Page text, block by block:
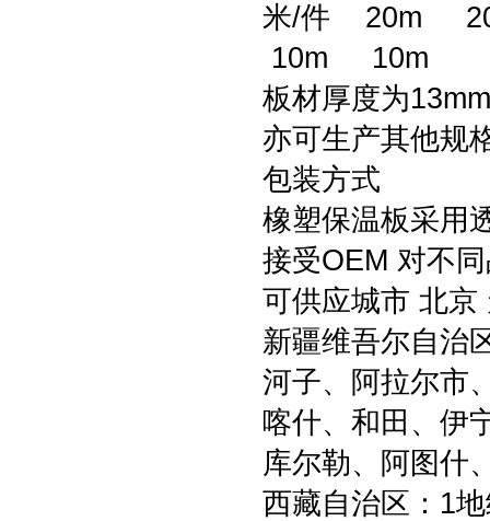
米/件 20m
10m 10m
板材厚度为
亦可生产其他规
包装方式
橡塑保温板采用
接受OEM 对不
可供应城市 北京
新疆维吾尔自治
河子、阿拉尔市
喀什、和田、伊
库尔勒、阿图什
西藏自治区：1